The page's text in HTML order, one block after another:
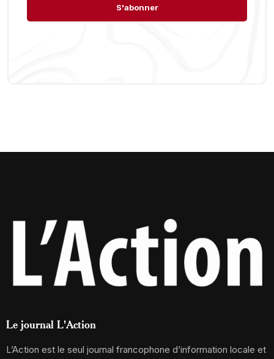
Le journal L'Action
L’Action est le seul journal francophone d’information locale et